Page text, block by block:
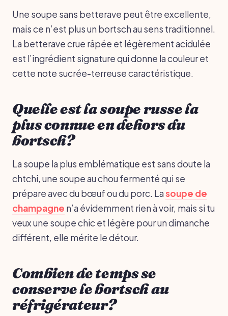
Une soupe sans betterave peut être excellente,
mais ce n’est plus un bortsch au sens traditionnel.
La betterave crue râpée et légèrement acidulée
est l’ingrédient signature qui donne la couleur et
cette note sucrée-terreuse caractéristique.
Quelle est la soupe russe la
plus connue en dehors du
bortsch?
La soupe la plus emblématique est sans doute la
chtchi, une soupe au chou fermenté qui se
prépare avec du bœuf ou du porc. Lasoupe de
champagne n’a évidemment rien à voir, mais si tu
veux une soupe chic et légère pour un dimanche
différent, elle mérite le détour.
Combien de temps se
conserve le bortsch au
réfrigérateur?